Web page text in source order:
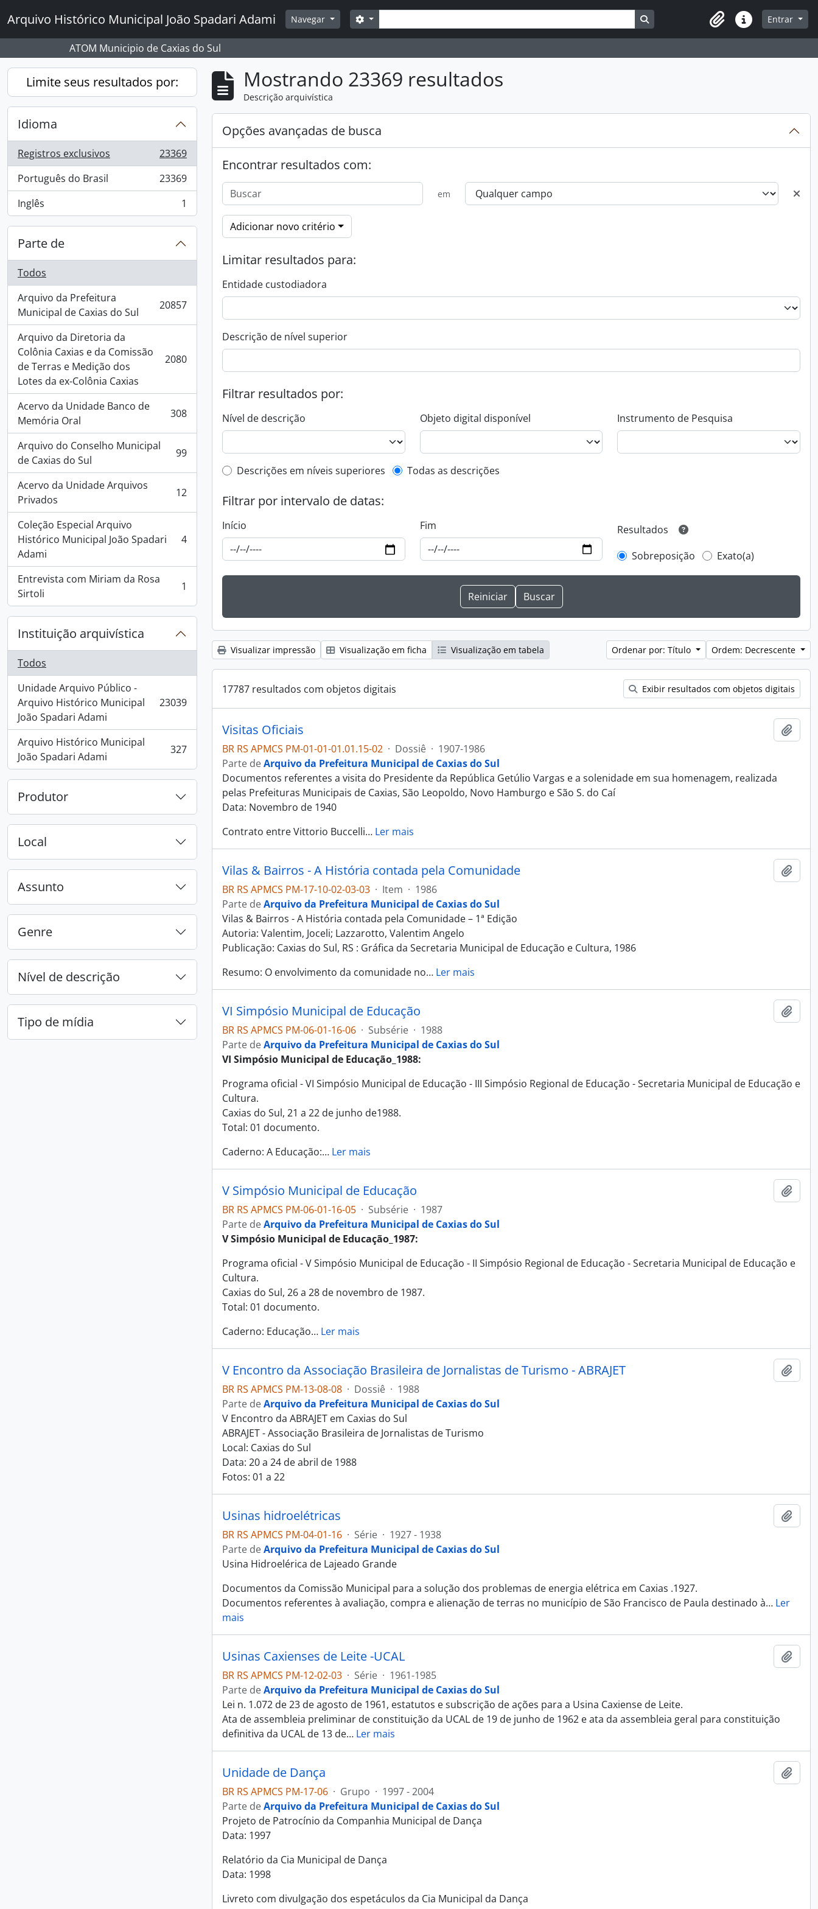
Arquivo Histórico Municipal João Spadari Adami Navegar Buscar
Opções de busca Busque na página de navegação
Atalhos Entrar
ATOM Municipio de Caxias do Sul
Limite seus resultados por:
Idioma
Registros exclusivos
, 23369 resultados
23369
Português do Brasil
, 23369 resultados
23369
Inglês
, 1 resultados 1
Parte de
Todos
Arquivo da Prefeitura
Municipal de Caxias do Sul
, 20857 resultados 20857
Arquivo da Diretoria da
Colônia Caxias e da Comissão
de Terras e Medição dos
Lotes da ex-Colônia Caxias
, 2080 resultados 2080
Acervo da Unidade Banco de
Memória Oral
, 308 resultados 308
Arquivo do Conselho Municipal
de Caxias do Sul
, 99 resultados 99
Acervo da Unidade Arquivos
Privados
, 12 resultados 12
Coleção Especial Arquivo
Histórico Municipal João Spadari
Adami
, 4 resultados 4
Entrevista com Miriam da Rosa
Sirtoli
, 1 resultados 1
Instituição arquivística
Todos
Unidade Arquivo Público -
Arquivo Histórico Municipal
João Spadari Adami
, 23039 resultados 23039
Arquivo Histórico Municipal
João Spadari Adami
, 327 resultados 327
Produtor
Local
Assunto
Genre
Nível de descrição
Tipo de mídia
Mostrando 23369 resultados
Descrição arquivística
Opções avançadas de busca
Encontrar resultados com:
em
Adicionar novo critério
Limitar resultados para:
Entidade custodiadora
Descrição de nível superior
Filtrar resultados por:
Nível de descrição Objeto digital disponível Instrumento de Pesquisa
Filtro de descrição de nível superior
Descrições em níveis superiores Todas as descrições
Filtrar por intervalo de datas:
Início Fim
Resultados
Sobreposição
Exato(a)
Visualizar impressão Visualização em ficha Visualização em tabela Ordenar por: Título Ordem: Decrescente
17787 resultados com objetos digitais Exibir resultados com objetos digitais
Visitas Oficiais
BR RS APMCS PM-01-01-01.01.15-02 · Dossiê · 1907-1986
Parte deArquivo da Prefeitura Municipal de Caxias do Sul
Documentos referentes a visita do Presidente da República Getúlio Vargas e a solenidade em sua homenagem, realizada
pelas Prefeituras Municipais de Caxias, São Leopoldo, Novo Hamburgo e São S. do Caí
Data: Novembro de 1940
Contrato entre Vittorio Buccelli… Ler mais
Vilas & Bairros - A História contada pela Comunidade
BR RS APMCS PM-17-10-02-03-03 · Item · 1986
Parte deArquivo da Prefeitura Municipal de Caxias do Sul
Vilas & Bairros - A História contada pela Comunidade – 1ª Edição
Autoria: Valentim, Joceli; Lazzarotto, Valentim Angelo
Publicação: Caxias do Sul, RS : Gráfica da Secretaria Municipal de Educação e Cultura, 1986
Resumo: O envolvimento da comunidade no… Ler mais
VI Simpósio Municipal de Educação
BR RS APMCS PM-06-01-16-06 · Subsérie · 1988
Parte deArquivo da Prefeitura Municipal de Caxias do Sul
VI Simpósio Municipal de Educação_1988:
Programa oficial - VI Simpósio Municipal de Educação - III Simpósio Regional de Educação - Secretaria Municipal de Educação e
Cultura.
Caxias do Sul, 21 a 22 de junho de1988.
Total: 01 documento.
Caderno: A Educação:… Ler mais
V Simpósio Municipal de Educação
BR RS APMCS PM-06-01-16-05 · Subsérie · 1987
Parte deArquivo da Prefeitura Municipal de Caxias do Sul
V Simpósio Municipal de Educação_1987:
Programa oficial - V Simpósio Municipal de Educação - II Simpósio Regional de Educação - Secretaria Municipal de Educação e
Cultura.
Caxias do Sul, 26 a 28 de novembro de 1987.
Total: 01 documento.
Caderno: Educação… Ler mais
V Encontro da Associação Brasileira de Jornalistas de Turismo - ABRAJET
BR RS APMCS PM-13-08-08 · Dossiê · 1988
Parte deArquivo da Prefeitura Municipal de Caxias do Sul
V Encontro da ABRAJET em Caxias do Sul
ABRAJET - Associação Brasileira de Jornalistas de Turismo
Local: Caxias do Sul
Data: 20 a 24 de abril de 1988
Fotos: 01 a 22
Usinas hidroelétricas
BR RS APMCS PM-04-01-16 · Série · 1927 - 1938
Parte deArquivo da Prefeitura Municipal de Caxias do Sul
Usina Hidroelérica de Lajeado Grande
Documentos da Comissão Municipal para a solução dos problemas de energia elétrica em Caxias .1927.
Documentos referentes à avaliação, compra e alienação de terras no município de São Francisco de Paula destinado à… Ler
mais
Usinas Caxienses de Leite -UCAL
BR RS APMCS PM-12-02-03 · Série · 1961-1985
Parte deArquivo da Prefeitura Municipal de Caxias do Sul
Lei n. 1.072 de 23 de agosto de 1961, estatutos e subscrição de ações para a Usina Caxiense de Leite.
Ata de assembleia preliminar de constituição da UCAL de 19 de junho de 1962 e ata da assembleia geral para constituição
definitiva da UCAL de 13 de… Ler mais
Unidade de Dança
BR RS APMCS PM-17-06 · Grupo · 1997 - 2004
Parte deArquivo da Prefeitura Municipal de Caxias do Sul
Projeto de Patrocínio da Companhia Municipal de Dança
Data: 1997
Relatório da Cia Municipal de Dança
Data: 1998
Livreto com divulgação dos espetáculos da Cia Municipal da Dança